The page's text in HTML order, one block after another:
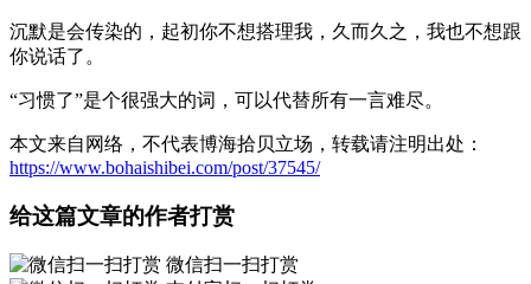
沉默是会传染的，起初你不想搭理我，久而久之，我也不想跟
你说话了。
“习惯了”是个很强大的词，可以代替所有一言难尽。
本文来自网络，不代表博海拾贝立场，转载请注明出处：
https://www.bohaishibei.com/post/37545/
给这篇文章的作者打赏
微信扫一扫打赏